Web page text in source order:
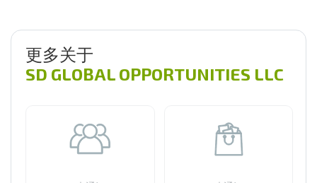
更多关于
SD GLOBAL OPPORTUNITIES LLC